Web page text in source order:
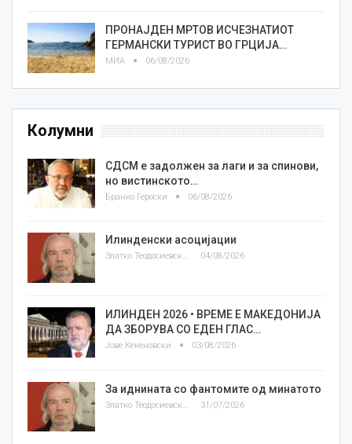
ПРОНАЈДЕН МРТОВ ИСЧЕЗНАТИОТ
ГЕРМАНСКИ ТУРИСТ ВО ГРЦИЈА…
МИА 06/08/2026
Колумни
СДСМ е задолжен за лаги и за спинови,
но вистинското…
Бранко Героски 06/08/2026
Илинденски асоцијации
Златко Теодосиевски 04/08/2026
ИЛИНДЕН 2026 • ВРЕМЕ Е МАКЕДОНИЈА
ДА ЗБОРУВА СО ЕДЕН ГЛАС…
Јове Кекеновски 03/08/2026
За иднината со фантомите од минатото
31/07/2026